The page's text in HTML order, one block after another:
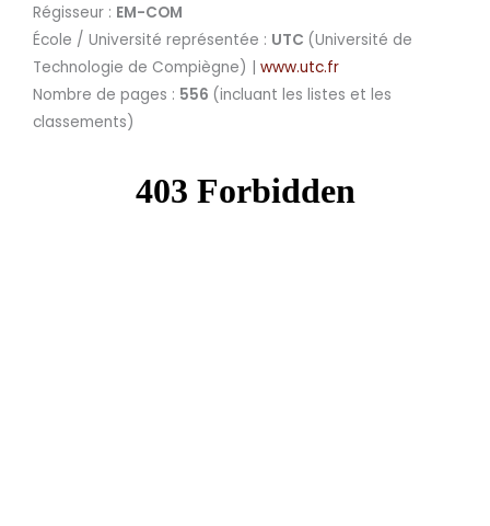
Régisseur : EM-COM
École / Université représentée : UTC (Université de
Technologie de Compiègne) | www.utc.fr
Nombre de pages : 556 (incluant les listes et les
classements)